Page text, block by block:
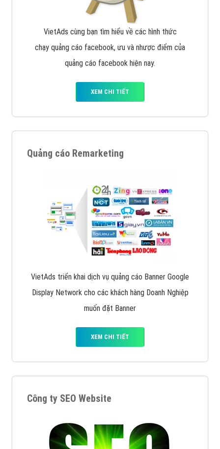
VietAds cùng bạn tìm hiểu về các hình thức
chạy quảng cáo facebook, ưu và nhược điểm của
quảng cáo facebook hiện nay.
XEM CHI TIẾT
Quảng cáo Remarketing
VietAds triển khai dịch vụ quảng cáo Banner Google
Display Network cho các khách hàng Doanh Nghiệp
muốn đặt Banner
XEM CHI TIẾT
Công ty SEO Website